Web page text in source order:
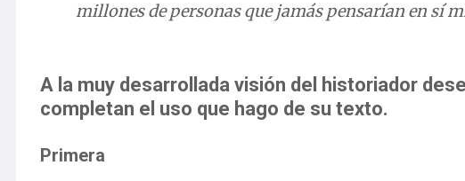
millones de personas que jamás pensarían en sí
A la muy desarrollada visión del historiador
completan el uso que hago de su texto.
Primera